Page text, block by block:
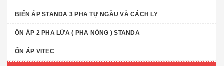
BIẾN ÁP STANDA 3 PHA TỰ NGẪU VÀ CÁCH LY
ỔN ÁP 2 PHA LỬA ( PHA NÓNG ) STANDA
ỔN ÁP VITEC